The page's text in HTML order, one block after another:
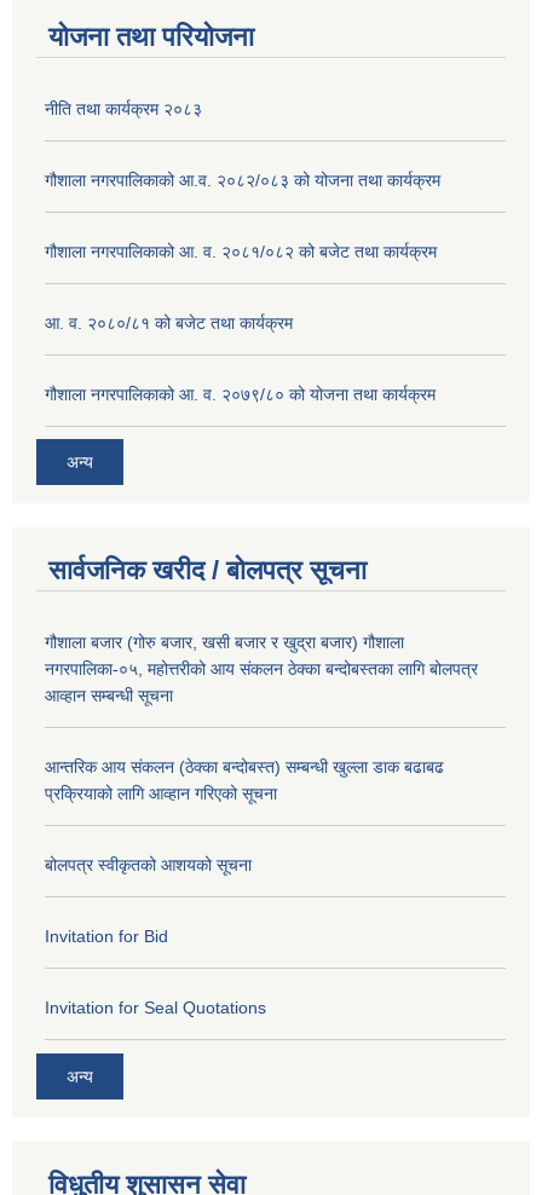
योजना तथा परियोजना
नीति तथा कार्यक्रम २०८३
गौशाला नगरपालिकाको आ.व. २०८२/०८३ को योजना तथा कार्यक्रम
गौशाला नगरपालिकाको आ. व. २०८१/०८२ को बजेट तथा कार्यक्रम
आ. व. २०८०/८१ को बजेट तथा कार्यक्रम
गौशाला नगरपालिकाको आ. व. २०७९/८० को योजना तथा कार्यक्रम
अन्य
सार्वजनिक खरीद / बोलपत्र सूचना
गौशाला बजार (गोरु बजार, खसी बजार र खुद्रा बजार) गौशाला
नगरपालिका-०५, महोत्तरीको आय संकलन ठेक्का बन्दोबस्तका लागि बोलपत्र
आव्हान सम्बन्धी सूचना
आन्तरिक आय संकलन (ठेक्का बन्दोबस्त) सम्बन्धी खुल्ला डाक बढाबढ
प्रक्रियाको लागि आव्हान गरिएको सूचना
बोलपत्र स्वीकृतको आशयको सूचना
Invitation for Bid
Invitation for Seal Quotations
अन्य
विधुतीय शुसासन सेवा